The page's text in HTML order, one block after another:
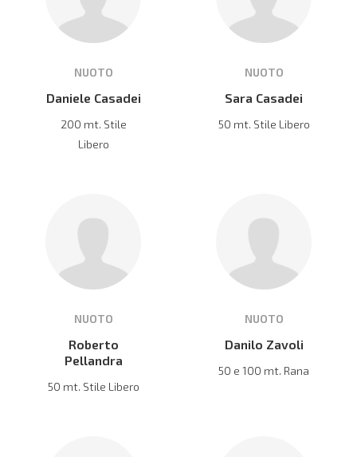
NUOTO
Daniele Casadei
200 mt. Stile
Libero
NUOTO
Sara Casadei
50 mt. Stile Libero
NUOTO
Roberto
Pellandra
50 mt. Stile Libero
NUOTO
Danilo Zavoli
50 e 100 mt. Rana